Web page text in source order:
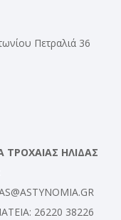
Πετραλιά 36
ΗΛΙΔΑΣ
26220 38226